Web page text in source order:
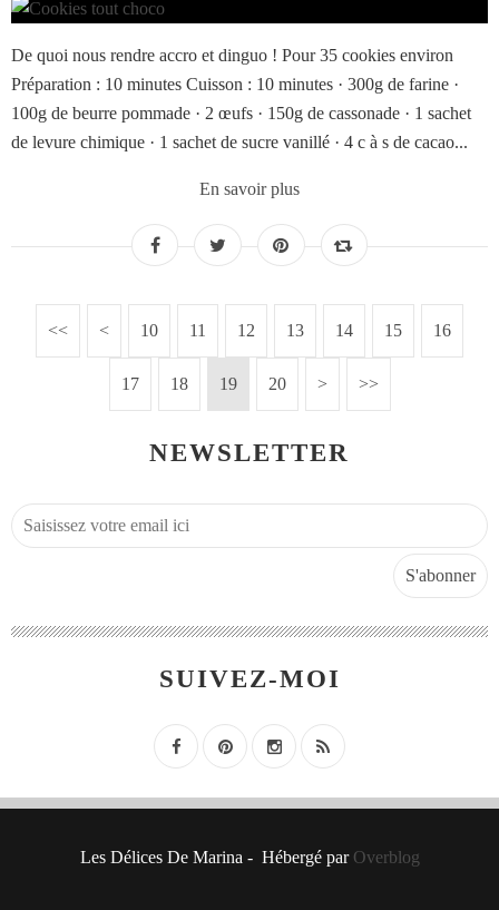
De quoi nous rendre accro et dinguo ! Pour 35 cookies environ
Préparation : 10 minutes Cuisson : 10 minutes · 300g de farine ·
100g de beurre pommade · 2 œufs · 150g de cassonade · 1 sachet
de levure chimique · 1 sachet de sucre vanillé · 4 c à s de cacao...
En savoir plus
<< < 10 11 12 13 14 15 16
17 18 19 20 > >>
NEWSLETTER
SUIVEZ-MOI
Les Délices De Marina - Hébergé par Overblog